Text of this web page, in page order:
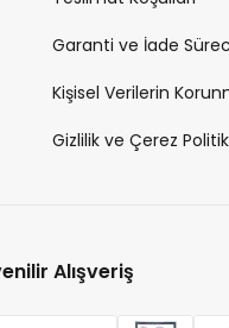
Garanti ve İade
Kişisel Verilerin
Gizlilik ve Çerez
Alışveriş